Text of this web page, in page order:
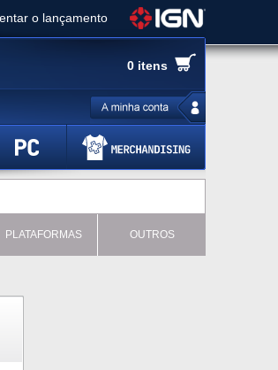
o lançamento
novo conteúdo
of Yotei - Análise
Eater - Análise
para o Fallout Day
0 itens
PLATAFORMAS OUTROS